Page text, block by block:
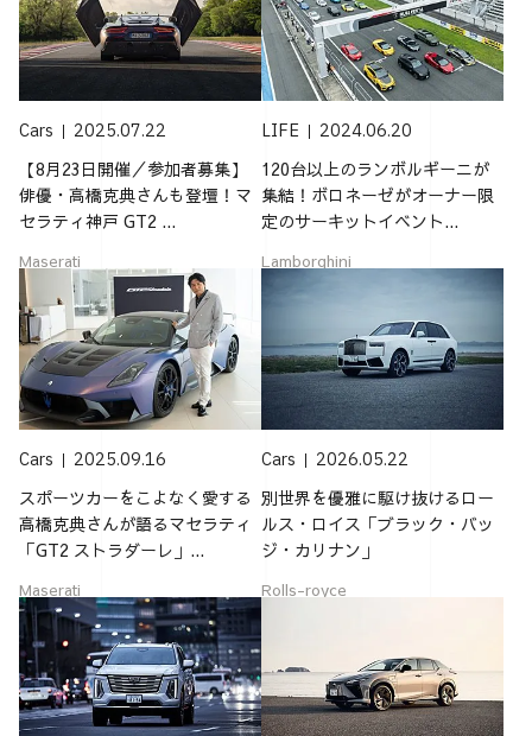
Cars 2025.07.22
【8月23日開催／参加者募集】
俳優・高橋克典さんも登壇！マ
セラティ神戸 GT2 ...
Maserati
LIFE 2024.06.20
120台以上のランボルギーニが
集結！ボロネーゼがオーナー限
定のサーキットイベント...
Lamborghini
Cars 2025.09.16
スポーツカーをこよなく愛する
高橋克典さんが語るマセラティ
「GT2 ストラダーレ」...
Maserati
Cars 2026.05.22
別世界を優雅に駆け抜けるロー
ルス・ロイス「ブラック・バッ
ジ・カリナン」
Rolls-royce